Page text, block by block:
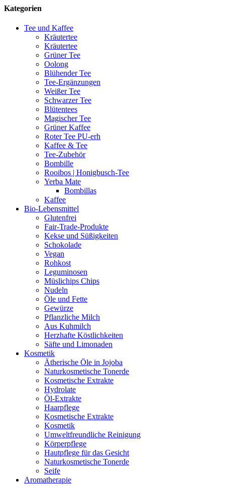
Kategorien
Tee und Kaffee
Kräutertee
Kräutertee
Grüner Tee
Oolong
Blühender Tee
Tee-Ergänzungen
Weißer Tee
Schwarzer Tee
Blütentees
Magischer Tee
Grüner Kaffee
Roter Tee PU-erh
Kaffee & Tee
Tee-Zubehör
Bombille
Rooibos | Honigbusch-Tee
Yerba Mate
Bombillas
Kaffee
Bio-Lebensmittel
Glutenfrei
Fair-Trade-Produkte
Kekse und Süßigkeiten
Schokolade
Vegan
Rohkost
Leguminosen
Müslichips Chips
Nudeln
Öle und Fette
Gewürze
Pflanzliche Milch
Aus Kuhmilch
Herzhafte Köstlichkeiten
Säfte und Limonaden
Kosmetik
Ätherische Öle in Jojoba
Naturkosmetische Tonerde
Kosmetische Extrakte
Hydrolate
Öl-Extrakte
Haarpflege
Kosmetische Extrakte
Kosmetik
Umweltfreundliche Reinigung
Körperpflege
Hautpflege für das Gesicht
Naturkosmetische Tonerde
Seife
Aromatherapie